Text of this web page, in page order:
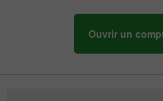
Ouvrir un